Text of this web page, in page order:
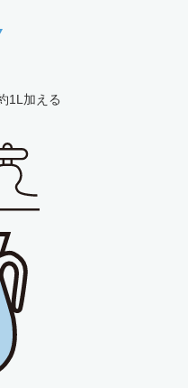
1L加える